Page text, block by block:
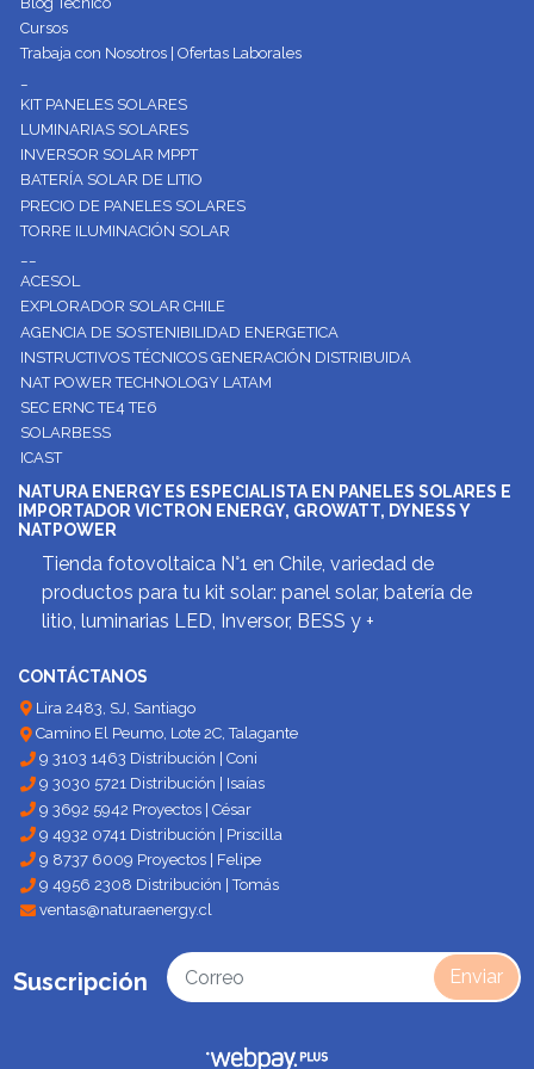
Blog Técnico
Cursos
Trabaja con Nosotros | Ofertas Laborales
KIT PANELES SOLARES
LUMINARIAS SOLARES
INVERSOR SOLAR MPPT
BATERÍA SOLAR DE LITIO
PRECIO DE PANELES SOLARES
TORRE ILUMINACIÓN SOLAR
ACESOL
EXPLORADOR SOLAR CHILE
AGENCIA DE SOSTENIBILIDAD ENERGETICA
INSTRUCTIVOS TÉCNICOS GENERACIÓN DISTRIBUIDA
NAT POWER TECHNOLOGY LATAM
SEC ERNC TE4 TE6
SOLARBESS
ICAST
NATURA ENERGY ES ESPECIALISTA EN PANELES SOLARES E
IMPORTADOR VICTRON ENERGY, GROWATT, DYNESS Y
NATPOWER
Tienda fotovoltaica N°1 en Chile, variedad de
productos para tu kit solar: panel solar, batería de
litio, luminarias LED, Inversor, BESS y +
CONTÁCTANOS
Lira 2483, SJ, Santiago
Camino El Peumo, Lote 2C, Talagante
9 3103 1463 Distribución | Coni
9 3030 5721 Distribución | Isaías
9 3692 5942 Proyectos | César
9 4932 0741 Distribución | Priscilla
9 8737 6009 Proyectos | Felipe
9 4956 2308 Distribución | Tomás
ventas@naturaenergy.cl
Suscripción Enviar